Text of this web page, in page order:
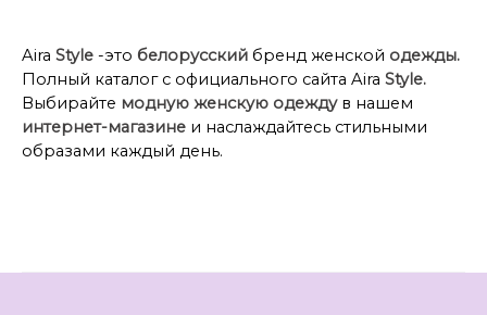
Aira Style -это белорусский бренд женской одежды.
Полный каталог с официального сайта Aira Style.
Выбирайте модную женскую одеждув нашем
интернет-магазине и наслаждайтесь стильными
образами каждый день.